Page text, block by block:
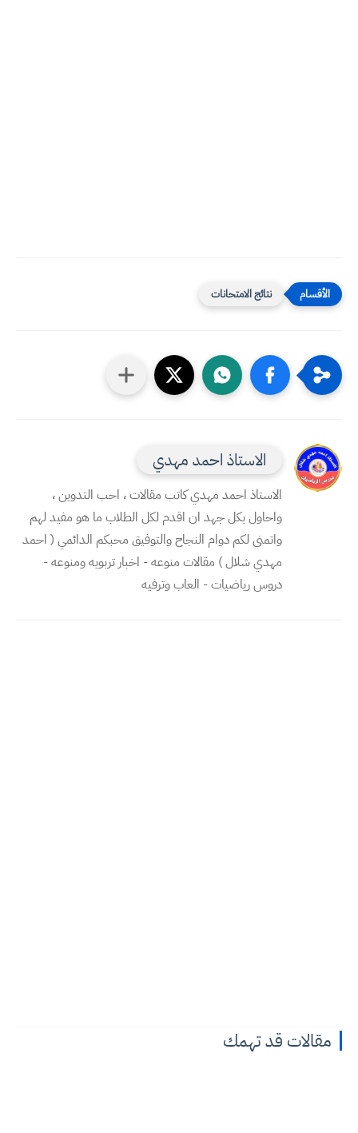
نتائج الامتحانات
الاستاذ احمد مهدي
الاستاذ احمد مهدي كاتب مقالات ، احب التدوين ،
واحاول بكل جهد ان اقدم لكل الطلاب ما هو مفيد لهم
واتمنى لكم دوام النجاح والتوفيق محبكم الدائمي ( احمد
مهدي شلال ) مقالات منوعه - اخبار تربويه ومنوعه -
دروس رياضيات - العاب وترفيه
مقالات قد تهمك